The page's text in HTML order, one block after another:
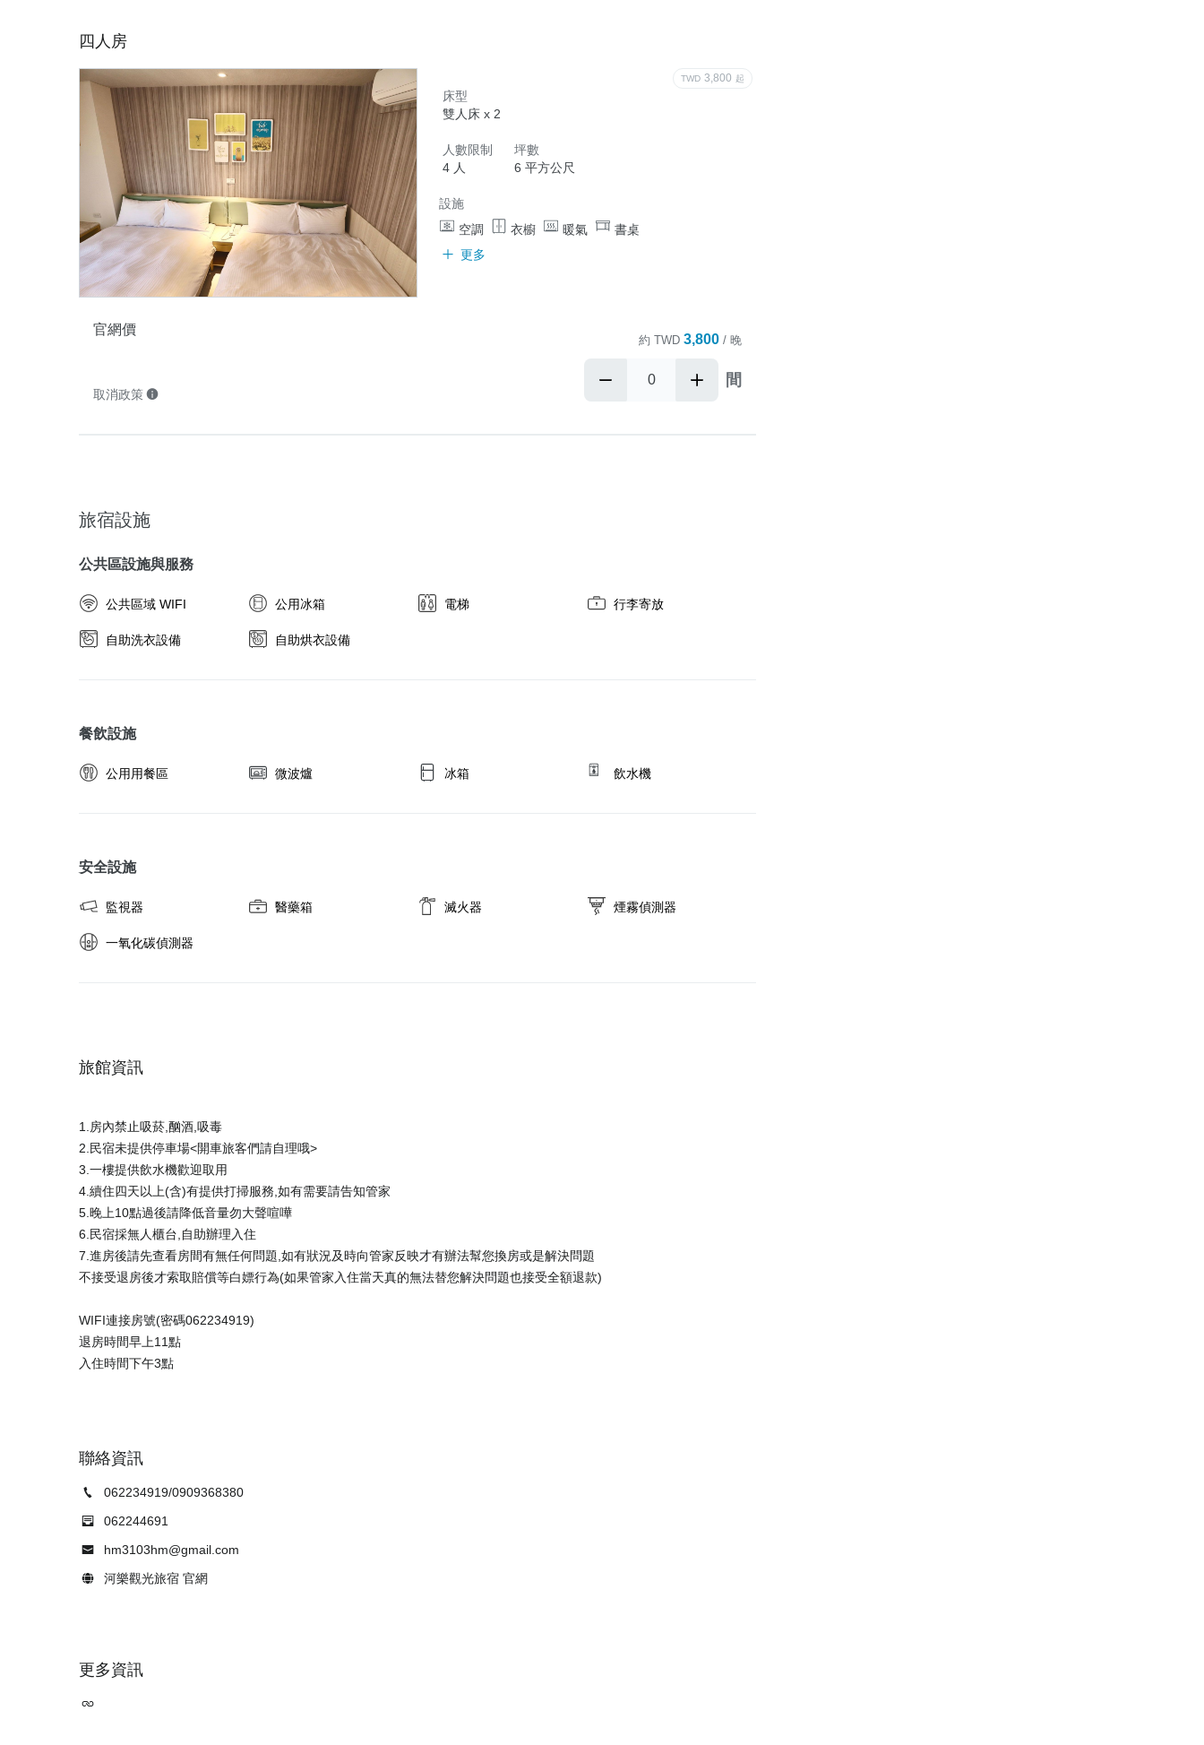
四人房
TWD 3,800 起
床型
雙人床 x 2
人數限制
4 人
坪數
6 平方公尺
設施
空調
衣櫥 暖氣
書桌
更多
官網價
取消政策
約 TWD 3,800 / 晚
間
旅宿設施
公共區設施與服務
公共區域 WIFI 公用冰箱 電梯 行李寄放
自助洗衣設備 自助烘衣設備
餐飲設施
公用用餐區 微波爐 冰箱 飲水機
安全設施
監視器 醫藥箱 滅火器 煙霧偵測器
一氧化碳偵測器
旅館資訊
1.房內禁止吸菸,酗酒,吸毒
2.民宿未提供停車場<開車旅客們請自理哦>
3.一樓提供飲水機歡迎取用
4.續住四天以上(含)有提供打掃服務,如有需要請告知管家
5.晚上10點過後請降低音量勿大聲喧嘩
6.民宿採無人櫃台,自助辦理入住
7.進房後請先查看房間有無任何問題,如有狀況及時向管家反映才有辦法幫您換房或是解決問題
不接受退房後才索取賠償等白嫖行為(如果管家入住當天真的無法替您解決問題也接受全額退款)
WIFI連接房號(密碼062234919)
退房時間早上11點
聯絡資訊
062234919/0909368380
062244691
hm3103hm@gmail.com
河樂觀光旅宿 官網
更多資訊